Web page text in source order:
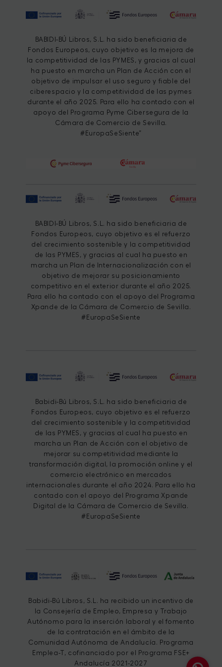
BABIDI-BÚ Libros, S.L. ha sido beneficiaria de
Fondos Europeos, cuyo objetivo es la mejora de
la competitividad de las PYMES, y gracias al cual
ha puesto en marcha un Plan de Acción con el
objetivo de impulsar el uso seguro y fiable del
ciberespacio y la competitividad de las pymes
durante el año 2025. Para ello ha contado con el
apoyo del Programa Pyme Cibersegura de la
Cámara de Comercio de Sevilla.
#EuropaSeSiente”
BABIDI-BÚ Libros, S.L. ha sido beneficiaria de
Fondos Europeos, cuyo objetivo es el refuerzo
del crecimiento sostenible y la competitividad
de las PYMES, y gracias al cual ha puesto en
marcha un Plan de Internacionalización con el
objetivo de mejorar su posicionamiento
competitivo en el exterior durante el año 2025.
Para ello ha contado con el apoyo del Programa
Xpande de la Cámara de Comercio de Sevilla.
#EuropaSeSiente
Babidi-Bú Libros, S.L. ha sido beneficiaria de
Fondos Europeos, cuyo objetivo es el refuerzo
del crecimiento sostenible y la competitividad
de las PYMES, y gracias al cual ha puesto en
marcha un Plan de Acción con el objetivo de
mejorar su competitividad mediante la
transformación digital, la promoción online y el
comercio electrónico en mercados
internacionales durante el año 2024. Para ello ha
contado con el apoyo del Programa Xpande
Digital de la Cámara de Comercio de Sevilla.
#EuropaSeSiente
Babidi-Bú Libros, S.L. ha recibido un incentivo de
la Consejería de Empleo, Empresa y Trabajo
Autónomo para la inserción laboral y el fomento
de la contratación en el ámbito de la
Comunidad Autónoma de Andalucía. Programa
Emplea-T, cofinanciado por el Programa FSE+
Andalucía 2021-2027